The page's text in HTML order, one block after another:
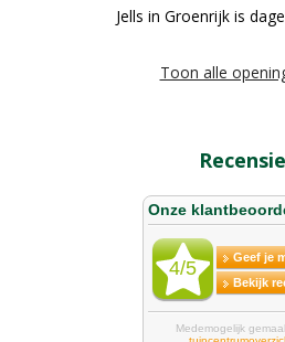
Jells in Groenrijk is
Toon alle